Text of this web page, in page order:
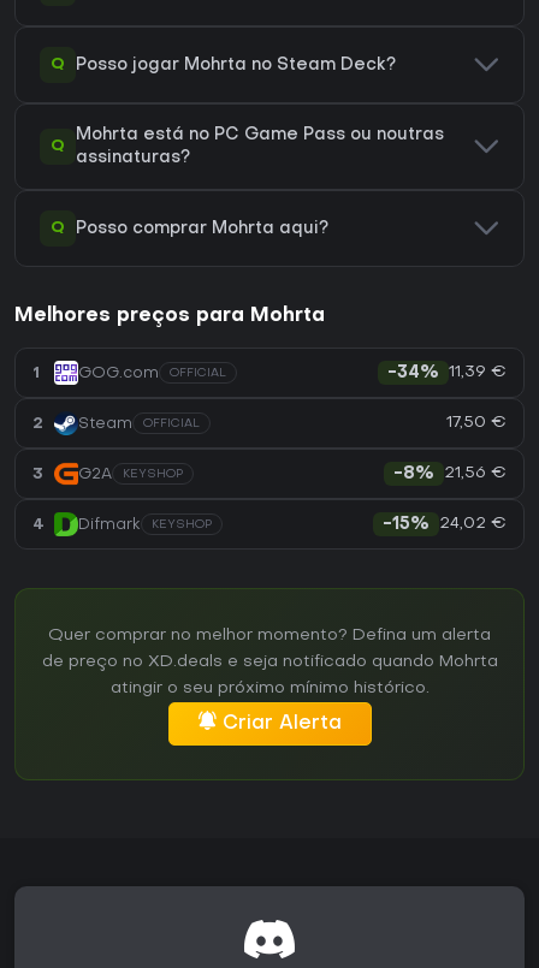
Q Posso jogar Mohrta no Steam Deck?
Q
Mohrta está no PC Game Pass ou noutras
assinaturas?
Q Posso comprar Mohrta aqui?
Melhores preços para Mohrta
1 GOG.com OFFICIAL -34% 11,39 €
2 Steam OFFICIAL 17,50 €
3 G2A KEYSHOP -8% 21,56 €
4 Difmark KEYSHOP -15% 24,02 €
Quer comprar no melhor momento? Defina um alerta
de preço no XD.deals e seja notificado quando Mohrta
atingir o seu próximo mínimo histórico.
Criar Alerta